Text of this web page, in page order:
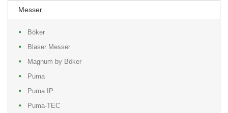
Messer
Böker
Blaser Messer
Magnum by Böker
Puma
Puma IP
Puma-TEC